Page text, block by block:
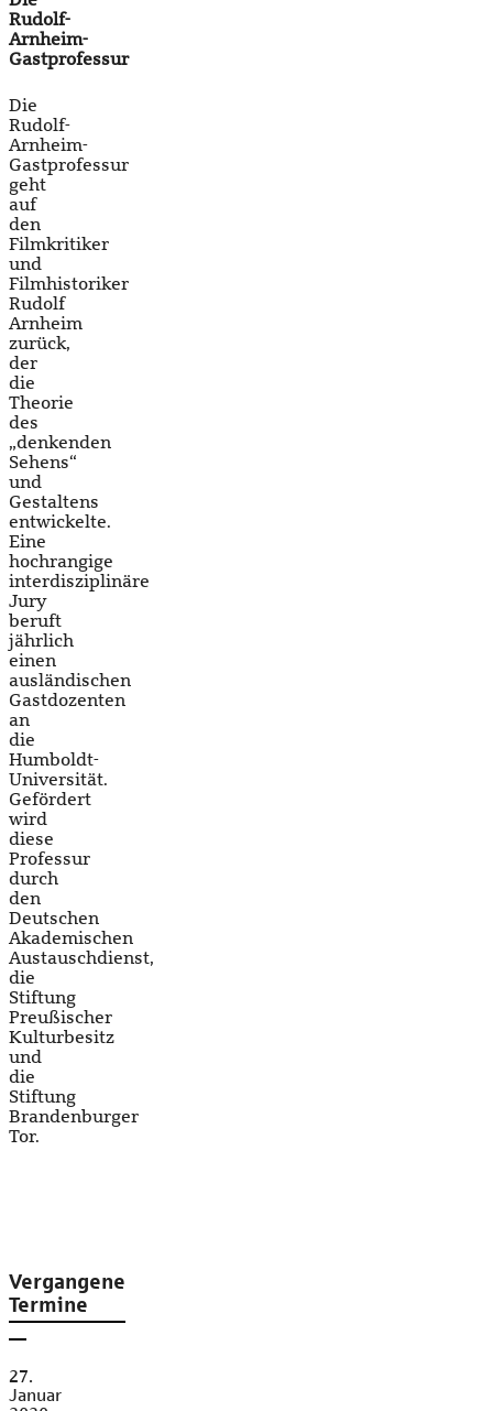
Rudolf-
Arnheim-
Gastprofessur
Die
Rudolf-
Arnheim-
Gastprofessur
geht
auf
den
Filmkritiker
und
Filmhistoriker
Rudolf
Arnheim
zurück,
der
die
Theorie
des
„denkenden
Sehens“
und
Gestaltens
entwickelte.
Eine
hochrangige
interdisziplinäre
Jury
beruft
jährlich
einen
ausländischen
Gastdozenten
an
die
Humboldt-
Universität.
Gefördert
wird
diese
Professur
durch
den
Deutschen
Akademischen
Austauschdienst,
die
Stiftung
Preußischer
Kulturbesitz
und
die
Stiftung
Brandenburger
Tor.
Vergangene
Termine
27.
Januar